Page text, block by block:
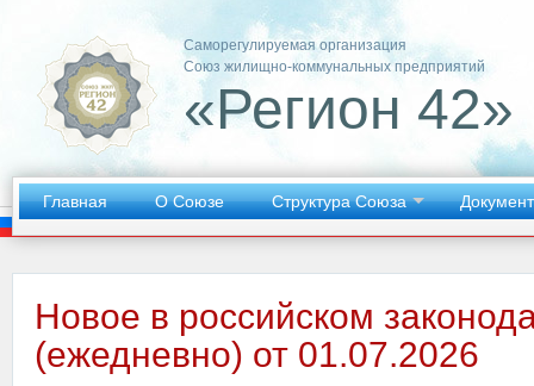
Саморегулируемая организация
Союз жилищно-коммунальных предприятий
«Регион 42»
Главная О Союзе Структура Союза
Новое в российском
(ежедневно) от 01.07.2026